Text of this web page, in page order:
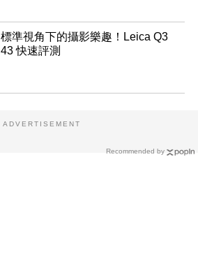
標準視角下的攝影樂趣！Leica Q3
43 快速評測
Recommended by
ADVERTISEMENT